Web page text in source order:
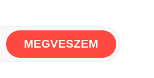
MEGVESZEM